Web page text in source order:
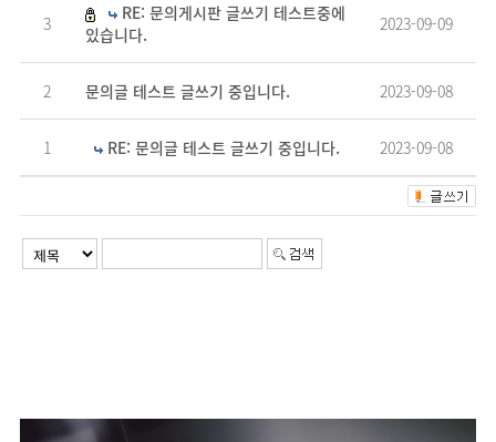
3
RE: 문의게시판 글쓰기 테스트중에
있습니다.
2023-09-09
2 문의글 테스트 글쓰기 중입니다. 2023-09-08
1 RE: 문의글 테스트 글쓰기 중입니다. 2023-09-08